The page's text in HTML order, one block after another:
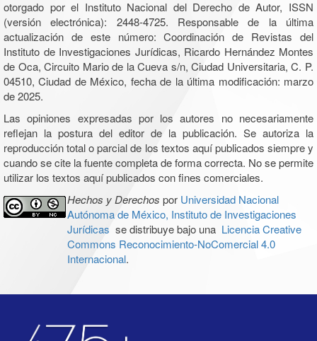
otorgado por el Instituto Nacional del Derecho de Autor, ISSN
(versión electrónica): 2448-4725. Responsable de la última
actualización de este número: Coordinación de Revistas del
Instituto de Investigaciones Jurídicas, Ricardo Hernández Montes
de Oca, Circuito Mario de la Cueva s/n, Ciudad Universitaria, C. P.
04510, Ciudad de México, fecha de la última modificación: marzo
de 2025.
Las opiniones expresadas por los autores no necesariamente
reflejan la postura del editor de la publicación. Se autoriza la
reproducción total o parcial de los textos aquí publicados siempre y
cuando se cite la fuente completa de forma correcta. No se permite
utilizar los textos aquí publicados con fines comerciales.
Hechos y Derechos por Universidad Nacional
Autónoma de México, Instituto de Investigaciones
Jurídicas se distribuye bajo una Licencia Creative
Commons Reconocimiento-NoComercial 4.0
Internacional.